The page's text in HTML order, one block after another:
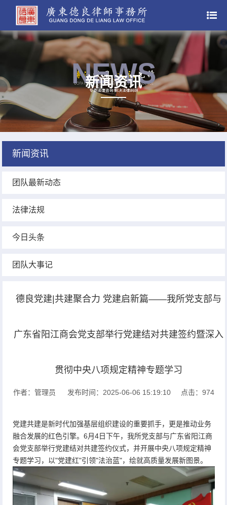
NEWS
新闻资讯
新闻资讯
团队最新动态
法律法规
今日头条
团队大事记
德良党建|共建聚合力 党建启新篇——我所党支部与
广东省阳江商会党支部举行党建结对共建签约暨深入
贯彻中央八项规定精神专题学习
作者：管理员 发布时间：2025-06-06 15:19:10 点击：974
党建共建是新时代加强基层组织建设的重要抓手，更是推动业务
融合发展的红色引擎。6月4日下午，我所党支部与广东省阳江商
会党支部举行党建结对共建签约仪式，并开展中央八项规定精神
专题学习，以"党建红"引领"法治蓝"，绘就高质量发展新图景。